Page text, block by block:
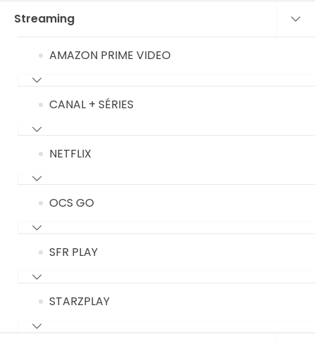
Streaming
AMAZON PRIME VIDEO
CANAL + SÉRIES
NETFLIX
OCS GO
SFR PLAY
STARZPLAY